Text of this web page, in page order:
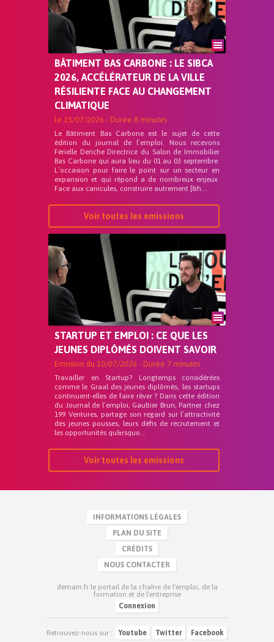
BÂTIMENT BAS CARBONE : LE SIBCA
2026, ACCÉLÉRATEUR DE LA VILLE
RÉSILIENTE FACE AU CHANGEMENT
CLIMATIQUE
le 15/07/2026 - Durée 8 minutes
Le Bâtiment Bas Carbone est le sujet de cette
édition du journal de l’emploi. Nous recevons
Férielle Deriche Directrice du Salon de Immobilier
Bas Carbone qui aura lieu du 01 au 03 septembre.
L’occasion pour faire le point sur un secteur en
expansion et qui répond a de nombreux enjeux.
Face aux canicules, construire autrement [&h...
Voir toutes les emissions
STARTUP ET EMPLOI : CE QUE LES
JEUNES DIPLÔMÉS DOIVENT SAVOIR
Emission du 10/07/2026 - Durée 7 minutes
Travailler en Startup? Longtemps considérées
comme le Graal des jeunes diplômés, les startups
continuent-elles de faire rêver ? Dans cette édition
du Journal de l’emploi, Gaultier Brun, Partner chez
199 Ventures, partage son regard sur l’attractivité
des jeunes pousses, leurs défis de recrutement et
les opportunités qu&rsquo...
Voir toutes les emissions
INFORMATIONS LÉGALES
PLAN DU SITE
CRÉDITS
NOUS CONTACTER
demain.fr le portail de la chaîne de l'emploi, de la
formation et de l'entreprise
Connexion
Retrouvez-nous sur : Youtube Twitter Facebook